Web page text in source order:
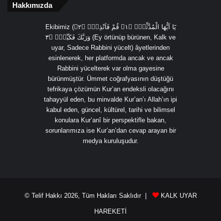
Hakkımızda
Ekibimiz (يَٓا اَيُّهَا الْمُدَّثِّرُۙ ﴿١﴾ قُمْ فَاَنْذِرْۙ ﴿٢﴾
وَرَبَّكَ فَكَبِّرْۙ ﴿٣ (Ey örtünüp bürünen, Kalk ve
uyar, Sadece Rabbini yücelt) âyetlerinden
esinlenerek, her platformda ancak ve ancak
Rabbini yücelterek var olma gayesine
bürünmüştür. Ümmet coğrafyasının düştüğü
tefrikaya çözümün Kur’an endeksli olacağını
tahayyül eden, bu minvalde Kur’an’ı Allah’ın ipi
kabul eden, güncel, kültürel, tarihi ve bilimsel
konulara Kur’anî bir perspektifle bakan,
sorunlarımıza ise Kur’an’dan cevap arayan bir
medya kuruluşudur.
© Telif Hakkı 2026, Tüm Hakları Saklıdır | KALK UYAR
HAREKETİ